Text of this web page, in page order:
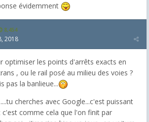
évidemment
8,454
2018
optimiser les points d'arrêts exacts en
, ou le rail posé au milieu des voies ?
pas la banlieue...
cherches avec Google...c'est puissant
comme cela que l'on finit par